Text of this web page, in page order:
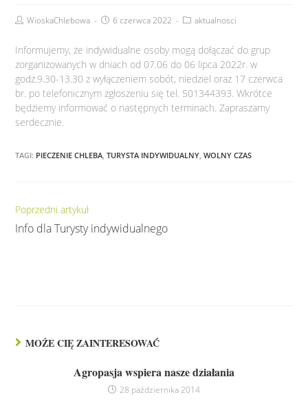
WioskaChlebowa 6 czerwca 2022 aktualnosci
Informujemy, że indywidualne osoby mogą dołączać do grup
zorganizowanych w dniach od 07.06 do 06 lipca 2022r. w
godz.9.30-13.30 z wyłączeniem sobót, niedziel oraz 17 czerwca
br. po telefonicznym zgłoszeniu się tel. 501344393. Wkrótce
będziemy informować o następnych terminach. Zapraszamy
serdecznie.
TAGI: PIECZENIE CHLEBA,TURYSTA INDYWIDUALNY,WOLNY CZAS
Czytaj
dalej
Poprzedni artykuł
Info dla Turysty indywidualnego
MOŻE CIĘ ZAINTERESOWAĆ
Agropasja wspiera nasze działania
28 października 2014